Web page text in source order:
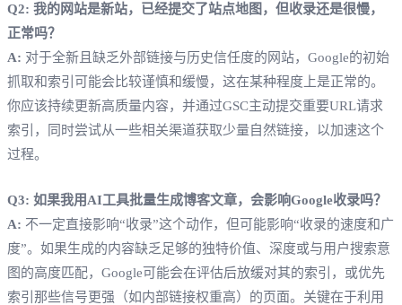
Q2: 我的网站是新站，已经提交了站点地图，但收录还是很慢，
正常吗？
A: 对于全新且缺乏外部链接与历史信任度的网站，Google的初始
抓取和索引可能会比较谨慎和缓慢，这在某种程度上是正常的。
你应该持续更新高质量内容，并通过GSC主动提交重要URL请求
索引，同时尝试从一些相关渠道获取少量自然链接，以加速这个
过程。
Q3: 如果我用AI工具批量生成博客文章，会影响Google收录吗？
A: 不一定直接影响“收录”这个动作，但可能影响“收录的速度和广
度”。如果生成的内容缺乏足够的独特价值、深度或与用户搜索意
图的高度匹配，Google可能会在评估后放缓对其的索引，或优先
索引那些信号更强（如内部链接权重高）的页面。关键在于利用